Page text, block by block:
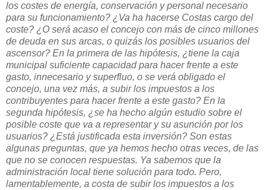
los costes de energía, conservación y personal necesario
para su funcionamiento? ¿Va ha hacerse Costas cargo del
coste? ¿O será acaso el concejo con más de cinco millones
de deuda en sus arcas, o quizás los posibles usuarios del
ascensor? En la primera de las hipótesis, ¿tiene la caja
municipal suficiente capacidad para hacer frente a este
gasto, innecesario y superfluo, o se verá obligado el
concejo, una vez más, a subir los impuestos a los
contribuyentes para hacer frente a este gasto? En la
segunda hipótesis, ¿se ha hecho algún estudio sobre el
posible coste que va a representar y su asunción por los
usuarios? ¿Está justificada esta inversión? Son estas
algunas preguntas, que ya hemos hecho otras veces, de las
que no se conocen respuestas. Ya sabemos que la
administración local tiene solución para todo. Pero,
lamentablemente, a costa de subir los impuestos a los